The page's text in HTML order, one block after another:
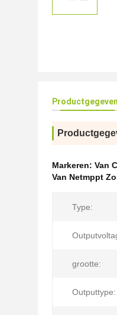
Markeren: Van
Van Netmppt
Type:
grootte:
Outputtype: